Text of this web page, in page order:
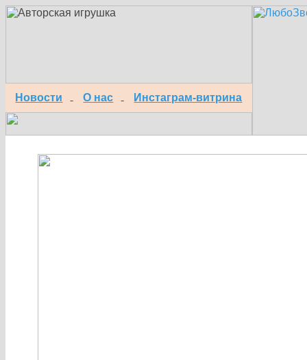
Новости О нас Инстаграм-витрина